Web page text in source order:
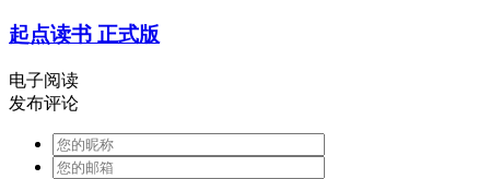
起点读书 正式版
电子阅读
发布评论